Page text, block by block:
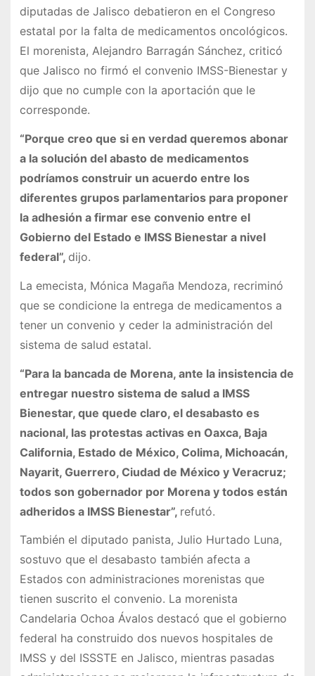
diputadas de Jalisco debatieron en el Congreso
estatal por la falta de medicamentos oncológicos.
El morenista, Alejandro Barragán Sánchez, criticó
que Jalisco no firmó el convenio IMSS-Bienestar y
dijo que no cumple con la aportación que le
corresponde.
“Porque creo que si en verdad queremos abonar
a la solución del abasto de medicamentos
podríamos construir un acuerdo entre los
diferentes grupos parlamentarios para proponer
la adhesión a firmar ese convenio entre el
Gobierno del Estado e IMSS Bienestar a nivel
federal”, dijo.
La emecista, Mónica Magaña Mendoza, recriminó
que se condicione la entrega de medicamentos a
tener un convenio y ceder la administración del
sistema de salud estatal.
“Para la bancada de Morena, ante la insistencia de
entregar nuestro sistema de salud a IMSS
Bienestar, que quede claro, el desabasto es
nacional, las protestas activas en Oaxca, Baja
California, Estado de México, Colima, Michoacán,
Nayarit, Guerrero, Ciudad de México y Veracruz;
todos son gobernador por Morena y todos están
adheridos a IMSS Bienestar”, refutó.
También el diputado panista, Julio Hurtado Luna,
sostuvo que el desabasto también afecta a
Estados con administraciones morenistas que
tienen suscrito el convenio. La morenista
Candelaria Ochoa Ávalos destacó que el gobierno
federal ha construido dos nuevos hospitales de
IMSS y del ISSSTE en Jalisco, mientras pasadas